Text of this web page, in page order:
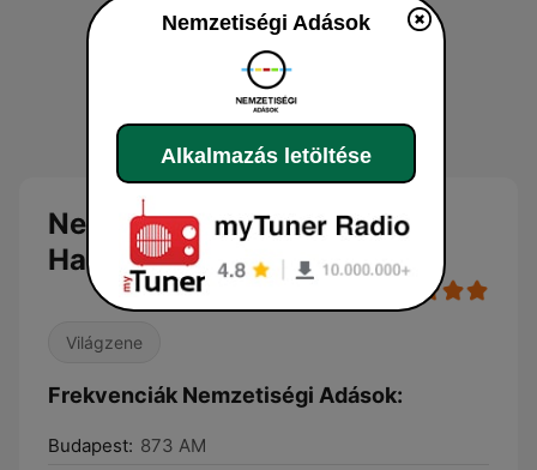
Nemzetiségi Adások Online
Hallgatás
Világzene
Frekvenciák Nemzetiségi Adások:
Budapest: 873 AM
Nemzetiségi Adások
Alkalmazás letöltése